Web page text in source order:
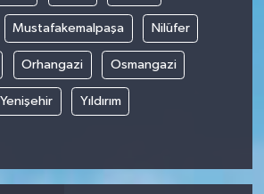
Mustafakemalpaşa Nilüfer
Orhangazi Osmangazi
Yenişehir Yıldırım